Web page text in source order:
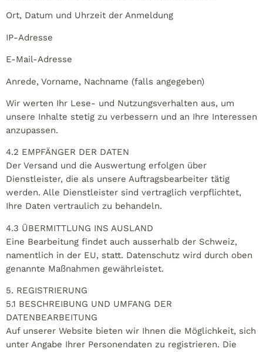
Ort, Datum und Uhrzeit der Anmeldung
IP-Adresse
E-Mail-Adresse
Anrede, Vorname, Nachname (falls angegeben)
Wir werten Ihr Lese- und Nutzungsverhalten aus, um
unsere Inhalte stetig zu verbessern und an Ihre Interessen
anzupassen.
4.2 EMPFÄNGER DER DATEN
Der Versand und die Auswertung erfolgen über
Dienstleister, die als unsere Auftragsbearbeiter tätig
werden. Alle Dienstleister sind vertraglich verpflichtet,
Ihre Daten vertraulich zu behandeln.
4.3 ÜBERMITTLUNG INS AUSLAND
Eine Bearbeitung findet auch ausserhalb der Schweiz,
namentlich in der EU, statt. Datenschutz wird durch oben
genannte Maßnahmen gewährleistet.
5. REGISTRIERUNG
5.1 BESCHREIBUNG UND UMFANG DER
DATENBEARBEITUNG
Auf unserer Website bieten wir Ihnen die Möglichkeit, sich
unter Angabe Ihrer Personendaten zu registrieren. Die